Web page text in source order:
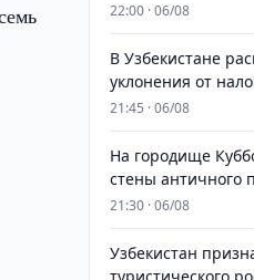
22:00 · 06/08
В Узбекистане
уклонения от
21:45 · 06/08
На городище
стены античного
21:30 · 06/08
Узбекистан